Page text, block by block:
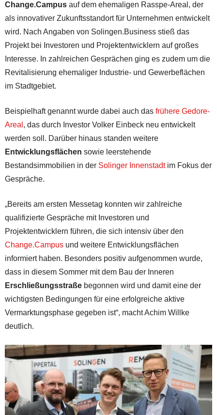
Change.Campus auf dem ehemaligen Rasspe-Areal, der
als innovativer Zukunftsstandort für Unternehmen entwickelt
wird. Nach Angaben von Solingen.Business stieß das
Projekt bei Investoren und Projektentwicklern auf großes
Interesse. In zahlreichen Gesprächen ging es zudem um die
Revitalisierung ehemaliger Industrie- und Gewerbeflächen
im Stadtgebiet.
Beispielhaft genannt wurde dabei auch das frühere Gedore-
Areal , das durch Investor Volker Einbeck neu entwickelt
werden soll. Darüber hinaus standen weitere
Entwicklungsflächen sowie leerstehende
Bestandsimmobilien in der Solinger Innenstadtim Fokus der
Gespräche.
„Bereits am ersten Messetag konnten wir zahlreiche
qualifizierte Gespräche mit Investoren und
Projektentwicklern führen, die sich intensiv über den
Change.Campus und weitere Entwicklungsflächen
informiert haben. Besonders positiv aufgenommen wurde,
dass in diesem Sommer mit dem Bau der Inneren
Erschließungsstraße begonnen wird und damit eine der
wichtigsten Bedingungen für eine erfolgreiche aktive
Vermarktungsphase gegeben ist“, macht Achim Willke
deutlich.